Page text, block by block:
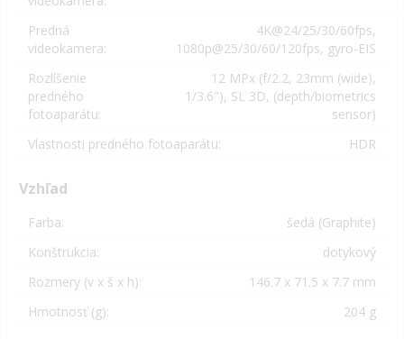
Predná
videokamera:
4K@24/25/30/60fps,
1080p@25/30/60/120fps, gyro-EIS
Rozlíšenie
predného
fotoaparátu:
12 MPx (f/2.2, 23mm (wide),
1/3.6"), SL 3D, (depth/biometrics
sensor)
Vlastnosti predného fotoaparátu:
HDR
Vzhľad
Farba:
šedá (Graphite)
Konštrukcia:
dotykový
Rozmery (v x š x h):
146.7 x 71.5 x 7.7 mm
Hmotnosť (g):
204 g